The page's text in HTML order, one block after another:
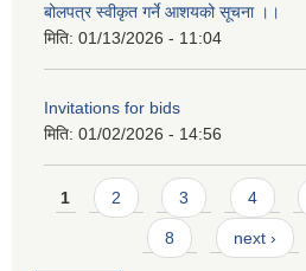
बोलपत्र स्वीकृत गर्ने आशयको सूचना ।।
मिति: 01/13/2026 - 11:04
Invitations for bids
मिति: 01/02/2026 - 14:56
Pages
1 2 3 4
8 next ›